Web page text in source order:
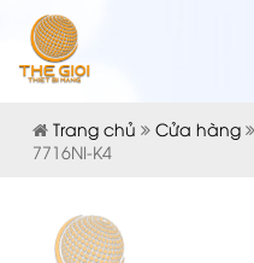
Trang chủ Cửa hàng
7716NI-K4